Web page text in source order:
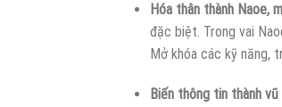
Hóa thân thành Naoe,
đặc biệt. Trong vai
Mở khóa các kỹ năng,
Biến thông tin thành